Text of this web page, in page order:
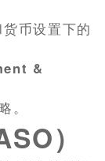
币设置下的
&
。
）